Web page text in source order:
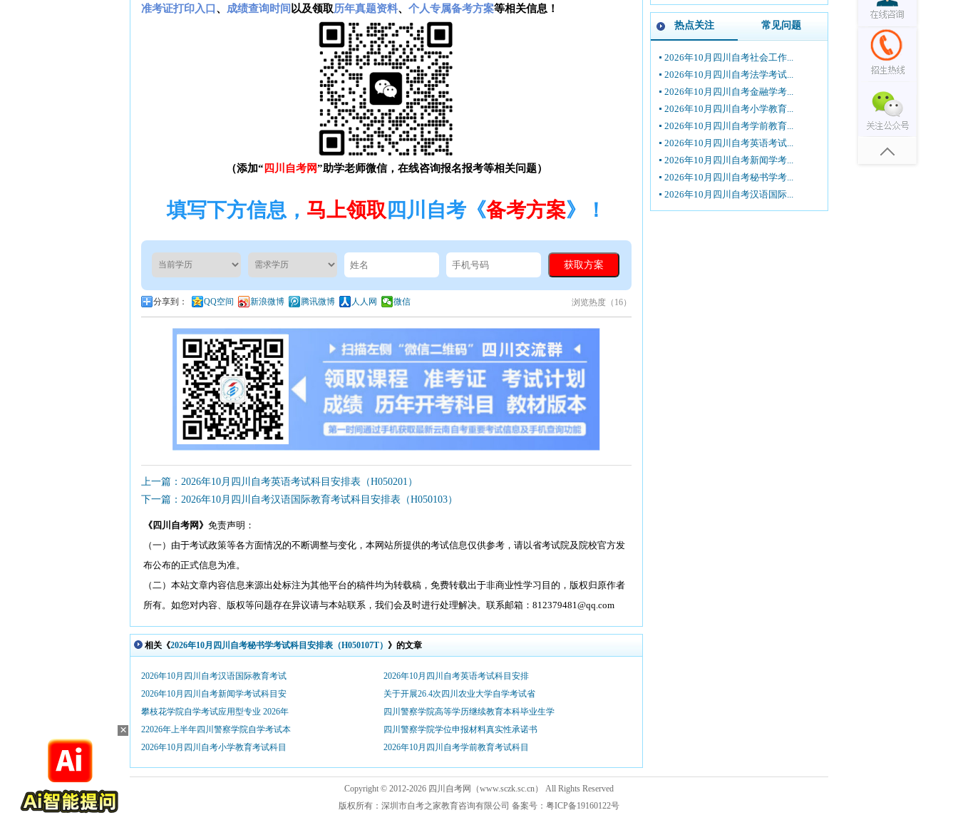
准考证打印入口 、 成绩查询时间 以及领取历年真题资料、 个人专属备考方案等相关信息！
（添加“ 四川自考网”助学老师微信，在线咨询报名报考等相关问题）
填写下方信息， 马上领取 四川自考《备考方案》！
分享到： QQ空间 新浪微博 腾讯微博 人人网 微信 浏览热度（ 16）
上一篇：2026年10月四川自考英语考试科目安排表（H050201）
下一篇：2026年10月四川自考汉语国际教育考试科目安排表（H050103）
《四川自考网》 免责声明：
（一）由于考试政策等各方面情况的不断调整与变化，本网站所提供的考试信息仅供参考，请以省考试院及院校官方发
布公布的正式信息为准。
（二）本站文章内容信息来源出处标注为其他平台的稿件均为转载稿，免费转载出于非商业性学习目的，版权归原作者
所有。如您对内容、版权等问题存在异议请与本站联系，我们会及时进行处理解决。联系邮箱：812379481@qq.com
相关《2026年10月四川自考秘书学考试科目安排表（H050107T） 》的文章
2026年10月四川自考汉语国际教育考试
2026年10月四川自考英语考试科目安排
2026年10月四川自考新闻学考试科目安
关于开展26.4次四川农业大学自学考试省
攀枝花学院自学考试应用型专业 2026年
四川警察学院高等学历继续教育本科毕业生学
22026年上半年四川警察学院自学考试本
四川警察学院学位申报材料真实性承诺书
2026年10月四川自考小学教育考试科目
2026年10月四川自考学前教育考试科目
热点关注 常见问题
2026年10月四川自考社会工作...
2026年10月四川自考法学考试...
2026年10月四川自考金融学考...
2026年10月四川自考小学教育...
2026年10月四川自考学前教育...
2026年10月四川自考英语考试...
2026年10月四川自考新闻学考...
2026年10月四川自考秘书学考...
2026年10月四川自考汉语国际...
Copyright © 2012-2026 四川自考网（www.sczk.sc.cn） All Rights Reserved
版权所有：深圳市自考之家教育咨询有限公司 备案号：粤ICP备19160122号
×